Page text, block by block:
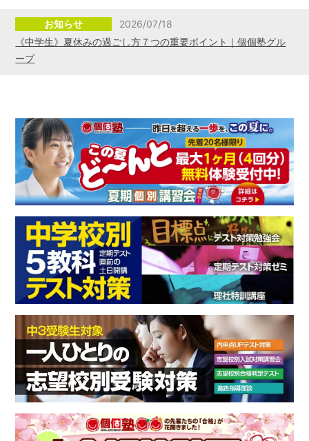
お知らせ
2026/07/18
《中学生》夏休みの過ごし方７つの重要ポイント｜個個塾グル
ープ